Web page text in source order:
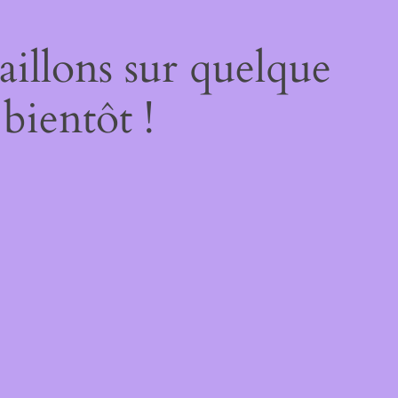
sur quelque
!